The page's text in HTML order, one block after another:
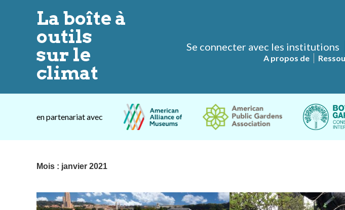
La boîte à
outils
sur le
climat
Se connecter avec les institutions
A propos de
en partenariat avec
Mois : janvier 2021